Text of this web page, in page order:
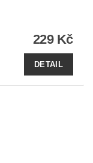
229 Kč
DETAIL